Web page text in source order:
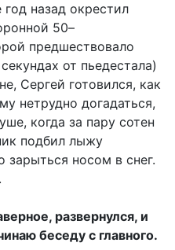
назад окрестил
50–
предшествовало
от пьедестала)
Сергей готовился, как
нетрудно догадаться,
когда за пару сотен
подбил лыжу
зарыться носом в снег.
развернулся, и
беседу с главного.